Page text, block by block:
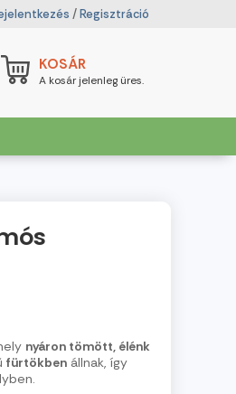
/Regisztráció
KOSÁR
A kosár jelenleg üres.
nyáron tömött, élénk
fürtökben állnak, így